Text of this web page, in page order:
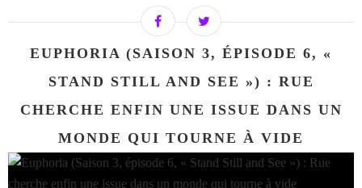
EUPHORIA (SAISON 3, ÉPISODE 6, «
STAND STILL AND SEE ») : RUE
CHERCHE ENFIN UNE ISSUE DANS UN
MONDE QUI TOURNE À VIDE